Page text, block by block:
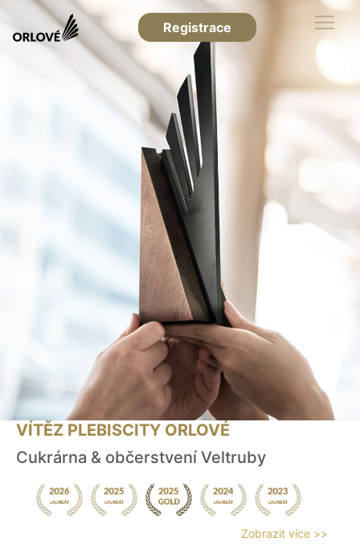
Registrace
VÍTĚZ PLEBISCITY ORLOVÉ
Cukrárna & občerstvení Veltruby
Zobrazit více >>